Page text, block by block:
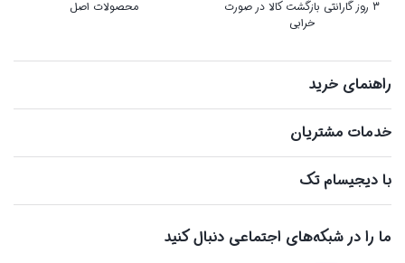
3 روز گارانتی بازگشت کالا در صورت
خرابی
محصولات اصل
راهنمای خرید
خدمات مشتریان
با دیجیسام تک
ما را در شبکه‌های اجتماعی دنبال کنید